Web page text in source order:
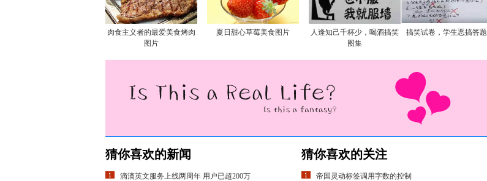
肉食主义者的最爱美食烤肉
图片
夏日甜心草莓美食图片
人逢知己千杯少，喝酒搞笑
图集
搞笑试卷，学生恶搞答题
猜你喜欢的新闻
滴滴英文服务上线两周年 用户已超200万
猜你喜欢的关注
帝国灵动标签调用字数的控制